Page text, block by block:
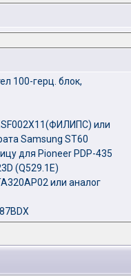
100-герц. блок,
или
Samsung ST60
для Pioneer PDP-435
(Q529.1E)
или аналог